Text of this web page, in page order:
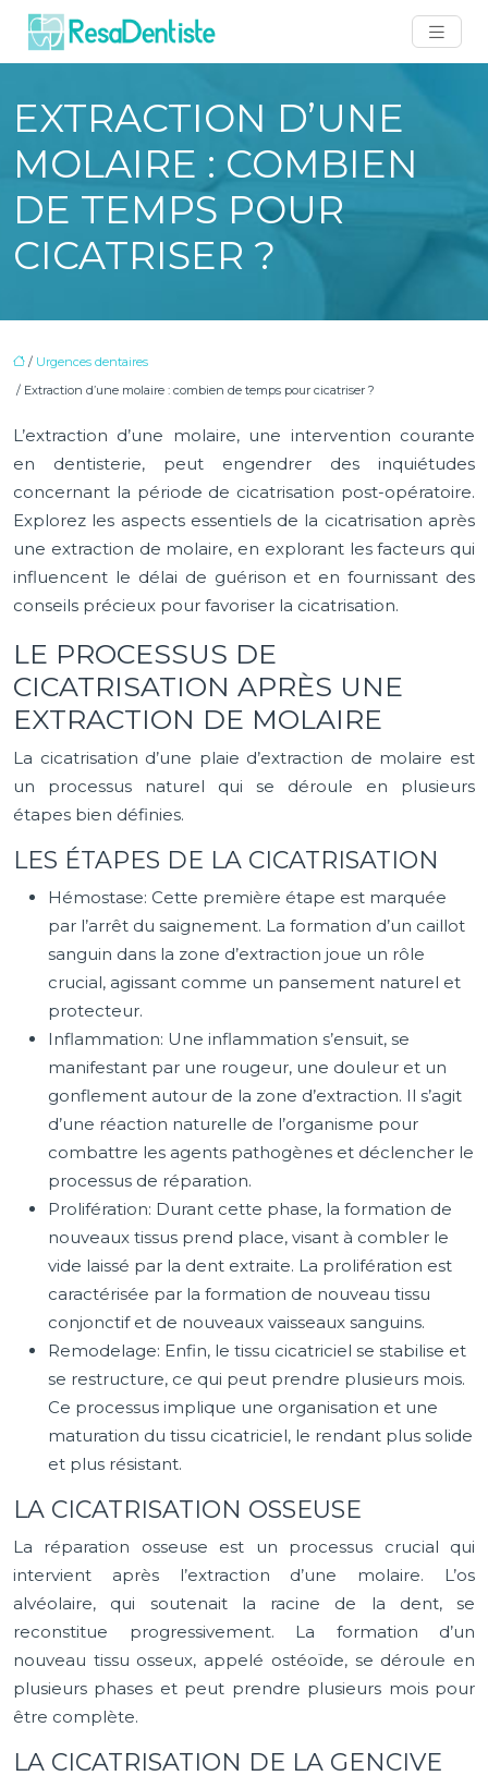
EXTRACTION D’UNE
MOLAIRE : COMBIEN
DE TEMPS POUR
CICATRISER ?
/ Urgences dentaires
/ Extraction d’une molaire : combien de temps pour cicatriser ?
L’extraction d’une molaire, une intervention courante
en dentisterie, peut engendrer des inquiétudes
concernant la période de cicatrisation post-opératoire.
Explorez les aspects essentiels de la cicatrisation après
une extraction de molaire, en explorant les facteurs qui
influencent le délai de guérison et en fournissant des
conseils précieux pour favoriser la cicatrisation.
LE PROCESSUS DE
CICATRISATION APRÈS UNE
EXTRACTION DE MOLAIRE
La cicatrisation d’une plaie d’extraction de molaire est
un processus naturel qui se déroule en plusieurs
étapes bien définies.
LES ÉTAPES DE LA CICATRISATION
Hémostase: Cette première étape est marquée
par l’arrêt du saignement. La formation d’un caillot
sanguin dans la zone d’extraction joue un rôle
crucial, agissant comme un pansement naturel et
protecteur.
Inflammation: Une inflammation s’ensuit, se
manifestant par une rougeur, une douleur et un
gonflement autour de la zone d’extraction. Il s’agit
d’une réaction naturelle de l’organisme pour
combattre les agents pathogènes et déclencher le
processus de réparation.
Prolifération: Durant cette phase, la formation de
nouveaux tissus prend place, visant à combler le
vide laissé par la dent extraite. La prolifération est
caractérisée par la formation de nouveau tissu
conjonctif et de nouveaux vaisseaux sanguins.
Remodelage: Enfin, le tissu cicatriciel se stabilise et
se restructure, ce qui peut prendre plusieurs mois.
Ce processus implique une organisation et une
maturation du tissu cicatriciel, le rendant plus solide
et plus résistant.
LA CICATRISATION OSSEUSE
La réparation osseuse est un processus crucial qui
intervient après l’extraction d’une molaire. L’os
alvéolaire, qui soutenait la racine de la dent, se
reconstitue progressivement. La formation d’un
nouveau tissu osseux, appelé ostéoïde, se déroule en
plusieurs phases et peut prendre plusieurs mois pour
être complète.
LA CICATRISATION DE LA GENCIVE